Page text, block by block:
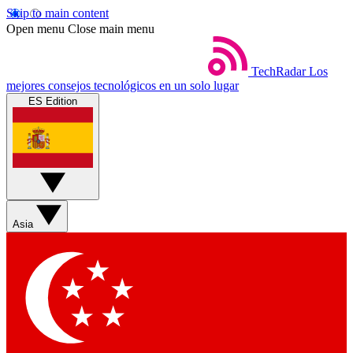
Skip to main content
Open menu Close main menu
TechRadar Los
mejores consejos tecnológicos en un solo lugar
ES Edition
Asia